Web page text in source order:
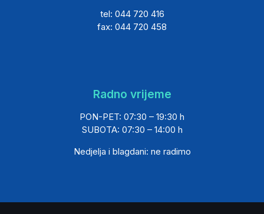
tel: 044 720 416
fax: 044 720 458
Radno vrijeme
PON-PET: 07:30 – 19:30 h
SUBOTA: 07:30 – 14:00 h
Nedjelja i blagdani: ne radimo